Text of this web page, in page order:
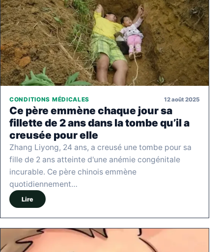
CONDITIONS MÉDICALES 12 août 2025
Ce père emmène chaque jour sa
fillette de 2 ans dans la tombe qu’il a
creusée pour elle
Zhang Liyong, 24 ans, a creusé une tombe pour sa
fille de 2 ans atteinte d'une anémie congénitale
incurable. Ce père chinois emmène
quotidiennement…
Lire